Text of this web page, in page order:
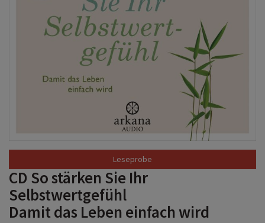
CD So stärken Sie Ihr
Selbstwertgefühl
Damit das Leben einfach wird